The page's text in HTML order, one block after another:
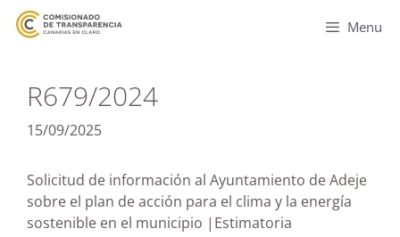
Menu
R679/2024
15/09/2025
Solicitud de información al Ayuntamiento de Adeje
sobre el plan de acción para el clima y la energía
sostenible en el municipio |Estimatoria